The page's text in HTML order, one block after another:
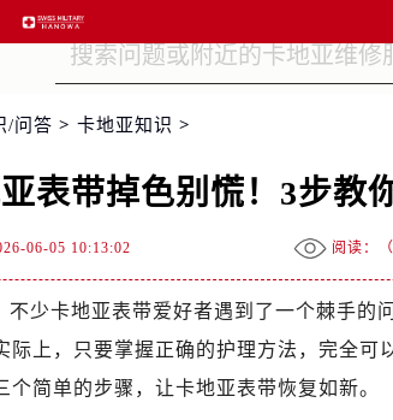
/问答 > 卡地亚知识 >
表带掉色别慌！3步教
06-05 10:13:02 阅读：（
不少卡地亚表带爱好者遇到了一个棘手的
际上，只要掌握正确的护理方法，完全可
简单的步骤，让卡地亚表带恢复如新。